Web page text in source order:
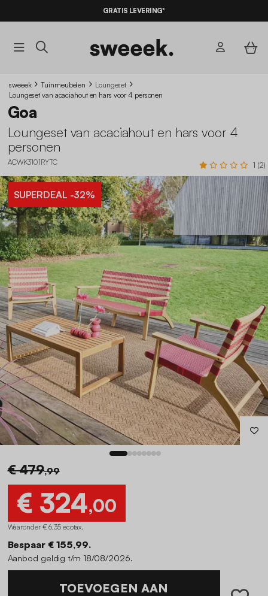
GRATIS LEVERING*
sweeek Tuinmeubelen
Loungeset
Loungeset van acaciahout en hars voor 4 personen
Goa
Loungeset van acaciahout en hars voor 4
personen
ACWK3101RYTC 1 (2)
SUPERDEAL -32%
€ 479,99
€ 324,00
Waaronder € 6,35 ecotax.
Bespaar € 155,99.
Aanbod geldig t/m 18/08/2026.
TOEVOEGEN AAN